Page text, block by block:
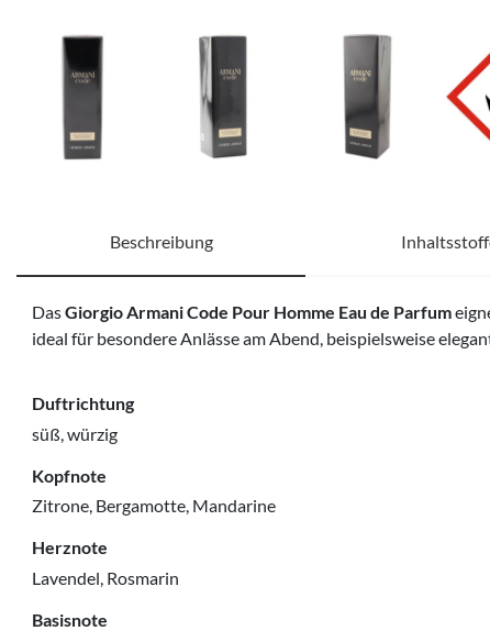
Beschreibung
DasGiorgio Armani Code Pour Homme Eau de Parfum
ideal für besondere Anlässe am Abend, beispielsweise
Duftrichtung
süß, würzig
Kopfnote
Zitrone, Bergamotte, Mandarine
Herznote
Lavendel, Rosmarin
Basisnote